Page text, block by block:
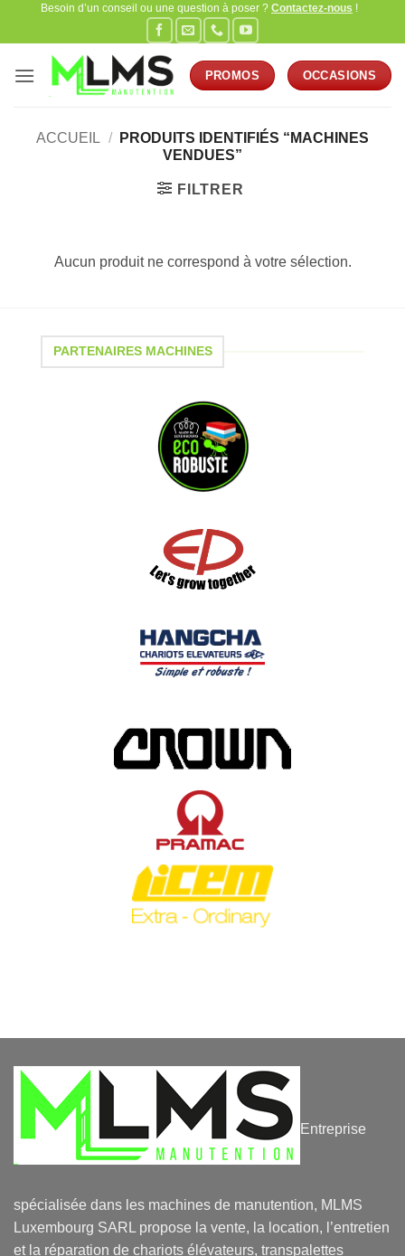
PasserBesoin d’un conseil ou une question à poser ? Contactez-nous !
PROMOS OCCASIONS
ACCUEIL /
PRODUITS IDENTIFIÉS “MACHINES
VENDUES”
FILTRER
Aucun produit ne correspond à votre sélection.
PARTENAIRES MACHINES
Entreprise
spécialisée dans les machines de manutention, MLMS
Luxembourg SARL propose la vente, la location, l’entretien
et la réparation de chariots élévateurs, transpalettes